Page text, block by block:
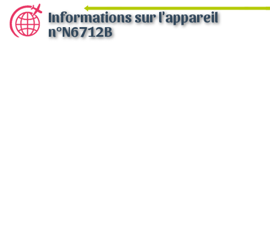
Informations sur l'appareil
n°N6712B